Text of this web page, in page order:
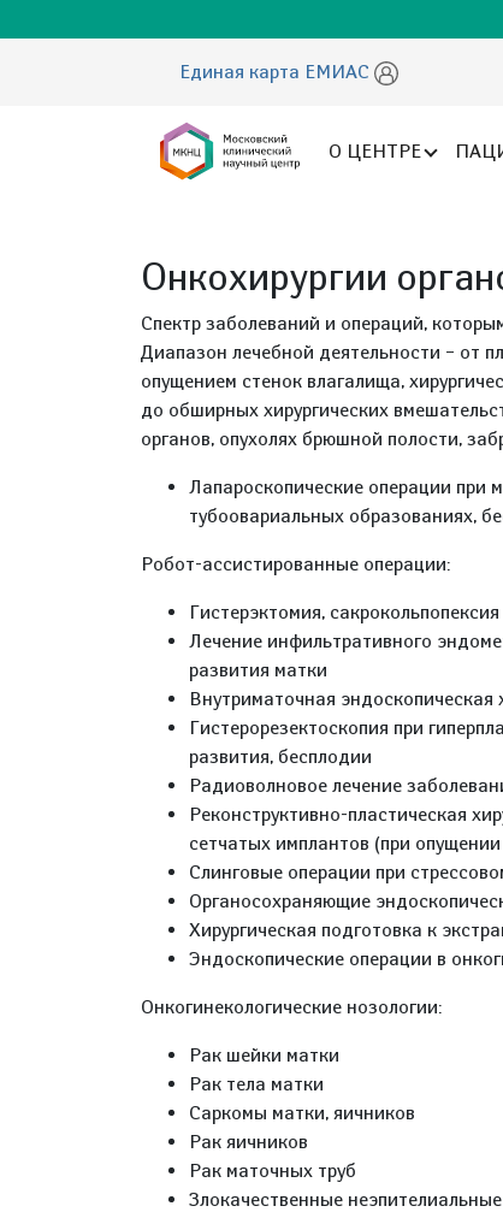
Единая карта ЕМИАС
О ЦЕНТРЕ
Онкохирургии
Спектр заболеваний и операций,
Диапазон лечебной деятельности – от
опущением стенок влагалища,
до обширных хирургических
органов, опухолях брюшной полости,
Лапароскопические операции при
тубоовариальных образованиях,
Робот-ассистированные операции:
Гистерэктомия,
Лечение инфильтративного
развития матки
Внутриматочная эндоскопическая
Гистерорезектоскопия при
развития, бесплодии
Радиоволновое лечение
Реконструктивно-пластическая
сетчатых имплантов (при
Слинговые операции при
Органосохраняющие
Хирургическая подготовка к
Эндоскопические операции в
Онкогинекологические нозологии:
Рак шейки матки
Рак тела матки
Саркомы матки, яичников
Рак яичников
Рак маточных труб
Злокачественные